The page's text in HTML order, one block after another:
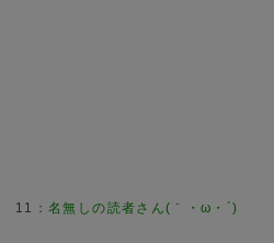
11 ：名無しの読者さん(｀・ω・´)